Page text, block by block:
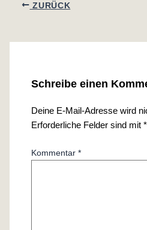
ZURÜCK
Schreibe einen
Deine E-Mail-Adresse wird
Erforderliche Felder sind mit*
Kommentar*